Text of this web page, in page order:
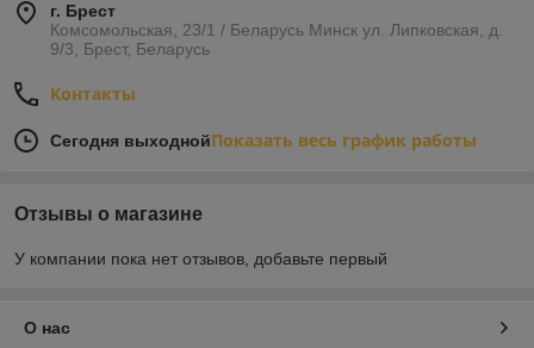
г. Брест
Комсомольская, 23/1 / Беларусь Минск ул. Липковская, д.
9/3, Брест, Беларусь
Контакты
Сегодня выходнойПоказать весь график работы
Отзывы о магазине
У компании пока нет отзывов, добавьте первый
О нас